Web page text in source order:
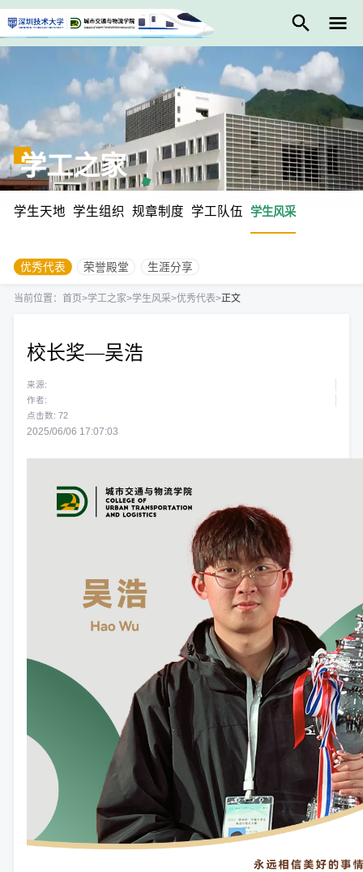
学工之家
学生天地 学生组织 规章制度 学工队伍 学生风采
优秀代表 荣誉殿堂 生涯分享
当前位置： 首页>学工之家>学生风采>优秀代表>正文
校长奖—吴浩
来源:
作者:
点击数:72
2025/06/06 17:07:03